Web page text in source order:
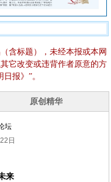
含标题），未经本报或本网
它改变或违背作者原意的方
报》”。